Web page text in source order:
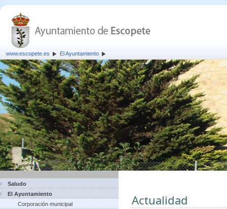
www.escopete.es El Ayuntamiento
Saludo
El Ayuntamiento
Corporación municipal
Actualidad